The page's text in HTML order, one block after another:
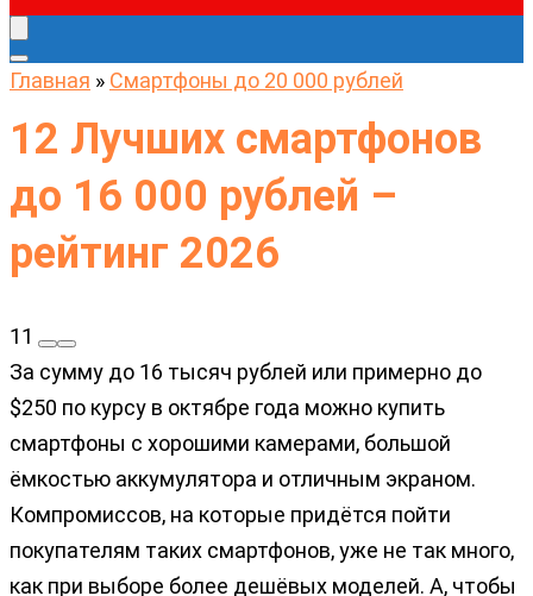
Главная » Cмартфоны до 20 000 рублей
12 Лучших смартфонов
до 16 000 рублей –
рейтинг 2026
11
За сумму до 16 тысяч рублей или примерно до
$250 по курсу в октябре года можно купить
смартфоны с хорошими камерами, большой
ёмкостью аккумулятора и отличным экраном.
Компромиссов, на которые придётся пойти
покупателям таких смартфонов, уже не так много,
как при выборе более дешёвых моделей. А, чтобы